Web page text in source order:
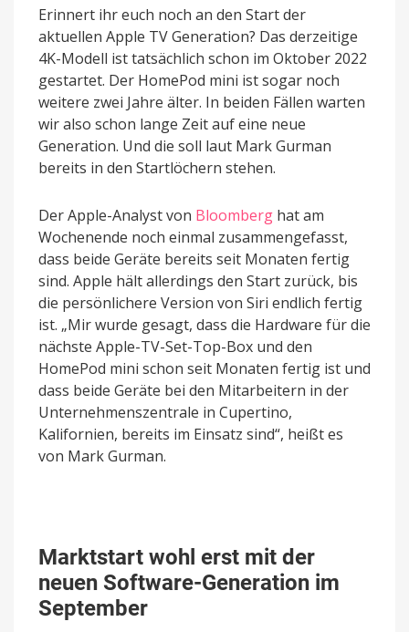
Erinnert ihr euch noch an den Start der
aktuellen Apple TV Generation? Das derzeitige
4K-Modell ist tatsächlich schon im Oktober 2022
gestartet. Der HomePod mini ist sogar noch
weitere zwei Jahre älter. In beiden Fällen warten
wir also schon lange Zeit auf eine neue
Generation. Und die soll laut Mark Gurman
bereits in den Startlöchern stehen.
Der Apple-Analyst von Bloomberg hat am
Wochenende noch einmal zusammengefasst,
dass beide Geräte bereits seit Monaten fertig
sind. Apple hält allerdings den Start zurück, bis
die persönlichere Version von Siri endlich fertig
ist. „Mir wurde gesagt, dass die Hardware für die
nächste Apple-TV-Set-Top-Box und den
HomePod mini schon seit Monaten fertig ist und
dass beide Geräte bei den Mitarbeitern in der
Unternehmenszentrale in Cupertino,
Kalifornien, bereits im Einsatz sind“, heißt es
von Mark Gurman.
Marktstart wohl erst mit der
neuen Software-Generation im
September